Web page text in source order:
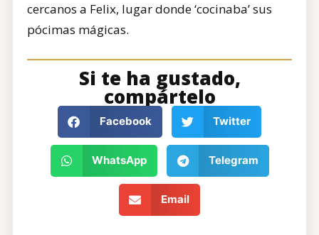
cercanos a Felix, lugar donde ‘cocinaba’ sus
pócimas mágicas.
Si te ha gustado,
compártelo
Facebook Twitter
WhatsApp Telegram
Email